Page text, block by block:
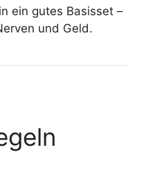
ein gutes Basisset –
und Geld.